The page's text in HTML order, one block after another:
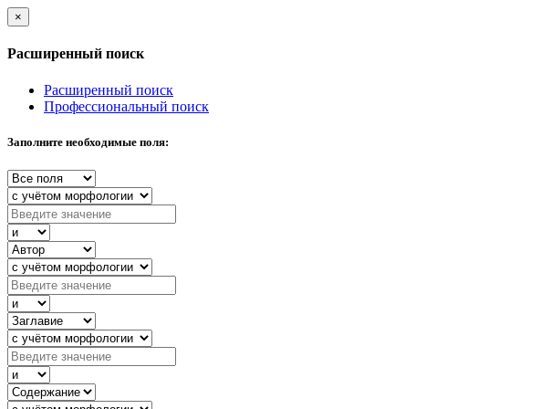
×
Расширенный поиск
Расширенный поиск
Профессиональный поиск
Заполните необходимые поля: